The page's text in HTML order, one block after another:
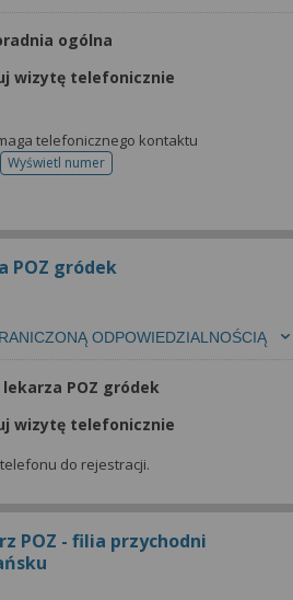
ogólna
wizytę telefonicznie
telefonicznego kontaktu
Wyświetl numertelefonu do rejestracji
POZ gródek
ODPOWIEDZIALNOŚCIĄ
POZ gródek
wizytę telefonicznie
do rejestracji.
POZ - filia przychodni